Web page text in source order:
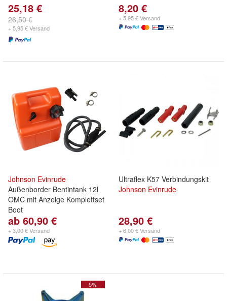
25,18 €
26,50 €
+ 5,95 € Versand
8,20 €
+ 5,95 € Versand
Johnson Evinrude
Außenborder Bentintank 12l
OMC mit Anzeige Komplettset
Boot
ab 60,90 €
+ 3,00 € Versand
Ultraflex K57 Verbindungskit
Johnson Evinrude
28,90 €
+ 6,00 € Versand
- 5%